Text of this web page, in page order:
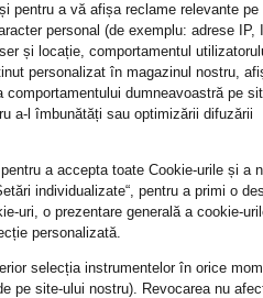
pentru a vă afișa reclame relevante
personal (de exemplu: adrese IP,
și locație, comportamentul
personalizat în magazinul nostru,
comportamentului dumneavoastră pe
a-l îmbunătăți sau optimizării difuzării
a accepta toate Cookie-urile și a
individualizate“, pentru a primi o
uri, o prezentare generală a cookie-
personalizată.
selecția instrumentelor în orice
pe site-ului nostru). Revocarea nu